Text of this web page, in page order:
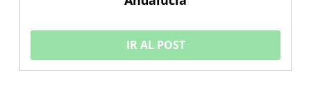
IR AL POST